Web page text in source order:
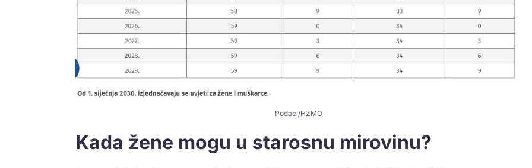
Podaci/HZMO
Kada žene mogu u starosnu mirovinu?